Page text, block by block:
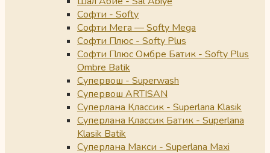
Софти - Softy
Софти Мега — Softy Mega
Софти Плюс - Softy Plus
Софти Плюс Омбре Батик - Softy Plus
Ombre Batik
Супервош - Superwash
Супервош ARTISAN
Суперлана Классик - Superlana Klasik
Суперлана Классик Батик - Superlana
Klasik Batik
Суперлана Макси - Superlana Maxi